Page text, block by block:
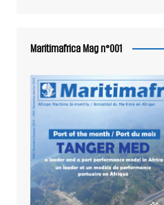
Maritimafrica Mag n°001